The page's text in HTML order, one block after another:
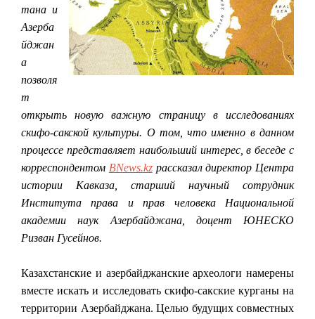
тана и
Азерба
йджан
а
позволя
т
открыть новую важную страницу в исследованиях
скифо-сакской культуры. О том, что именно в данном
процессе представляет наибольший интерес, в беседе с
корреспондентом BNews.kzрассказал директор Центра
истории Кавказа, старший научный сотрудник
Института права и прав человека Национальной
академии наук Азербайджана, доцент ЮНЕСКО
Ризван Гусейнов.
Казахстанские и азербайджанские археологи намерены
вместе искать и исследовать скифо-сакские курганы на
территории Азербайджана. Целью будущих совместных